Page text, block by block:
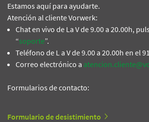
Estamos aquí para ayudarte.
Atención al cliente Vorwerk:
Chat en vivo de La V de 9.00 a 20.00h,
“soporte”.
Teléfono de L a V de 9.00 a 20.00h en el
Correo electrónico a
Formularios de contacto:
Formulario de desistimiento